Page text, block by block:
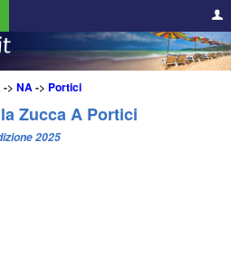
-> NA-> Portici
Zucca A Portici
2025